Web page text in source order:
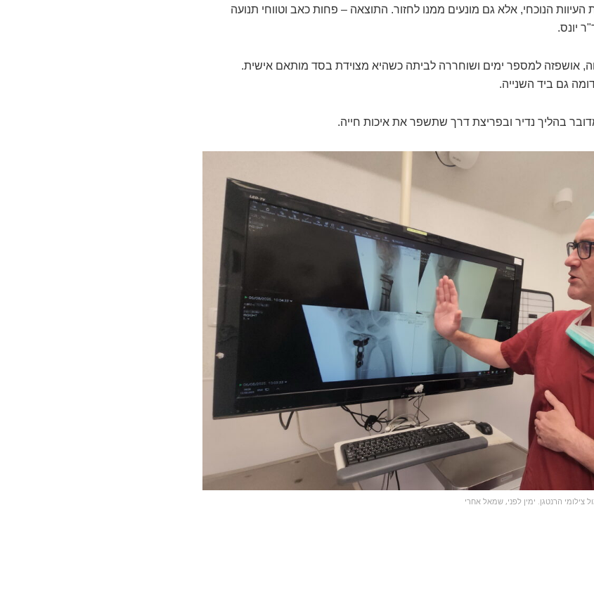
הנוכחי, אלא גם מונעים ממנו לחזור. התוצאה – פחות כאב וטווחי תנועה
יונס.
אושפזה למספר ימים ושוחררה לביתה כשהיא מצוידת בסד מותאם אישית.
גם ביד השנייה.
בהליך נדיר ובפריצת דרך שתשפר את איכות חייה.
הרנטגן. ימין לפני, שמאל אחרי